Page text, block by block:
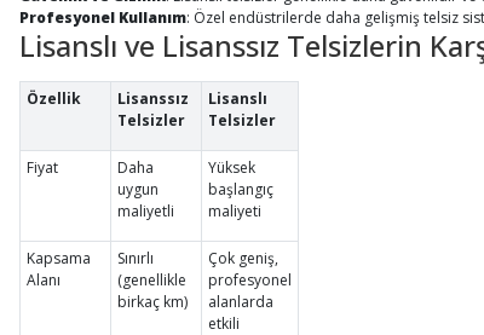
Profesyonel Kullanım: Özel endüstrilerde daha gelişmiş telsiz
Lisanslı ve Lisanssız Telsizlerin
Özellik
Lisanssız
Telsizler
Lisanslı
Telsizler
Fiyat
Daha
uygun
maliyetli
Yüksek
başlangıç
maliyeti
Kapsama
Alanı
Sınırlı
(genellikle
birkaç km)
Çok geniş,
profesyonel
alanlarda
etkili